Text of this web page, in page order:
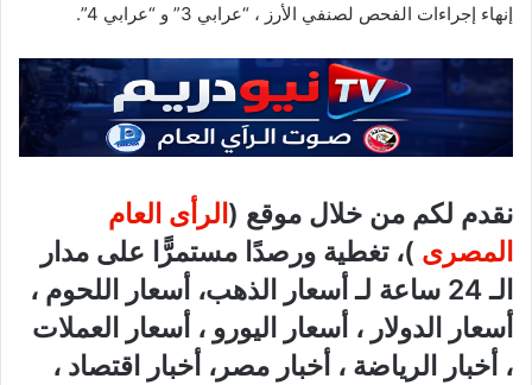
إنهاء إجراءات الفحص لصنفي الأرز ، “عرابي 3” و “عرابي 4”.
نقدم لكم من خلال موقع ( الرأى العام
المصرى )، تغطية ورصدًا مستمرًّا على مدار
الـ 24 ساعة لـ أسعار الذهب، أسعار اللحوم ،
أسعار الدولار ، أسعار اليورو ، أسعار العملات
، أخبار الرياضة ، أخبار مصر، أخبار اقتصاد ،